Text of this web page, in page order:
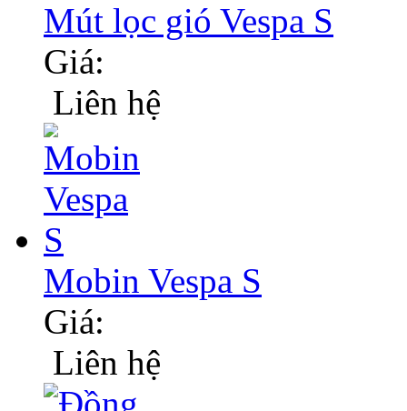
Mút lọc gió Vespa S
Giá:
Liên hệ
Mobin Vespa S
Giá:
Liên hệ